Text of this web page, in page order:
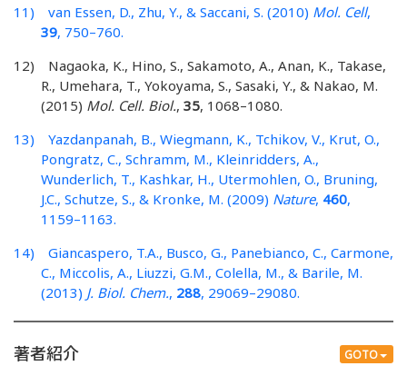
11) van Essen, D., Zhu, Y., & Saccani, S. (2010) Mol. Cell,
39, 750–760.
12) Nagaoka, K., Hino, S., Sakamoto, A., Anan, K., Takase,
R., Umehara, T., Yokoyama, S., Sasaki, Y., & Nakao, M.
(2015) Mol. Cell. Biol., 35, 1068–1080.
13) Yazdanpanah, B., Wiegmann, K., Tchikov, V., Krut, O.,
Pongratz, C., Schramm, M., Kleinridders, A.,
Wunderlich, T., Kashkar, H., Utermohlen, O., Bruning,
J.C., Schutze, S., & Kronke, M. (2009) Nature, 460,
1159–1163.
14) Giancaspero, T.A., Busco, G., Panebianco, C., Carmone,
C., Miccolis, A., Liuzzi, G.M., Colella, M., & Barile, M.
(2013) J. Biol. Chem., 288, 29069–29080.
GOTO
著者紹介